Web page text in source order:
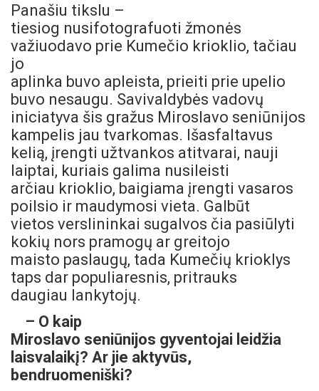
Panašiu tikslu –
tiesiog nusifotografuoti žmonės
važiuodavo prie Kumečio krioklio, tačiau
jo
aplinka buvo apleista, prieiti prie upelio
buvo nesaugu. Savivaldybės vadovų
iniciatyva šis gražus Miroslavo seniūnijos
kampelis jau tvarkomas. Išasfaltavus
kelią, įrengti užtvankos atitvarai, nauji
laiptai, kuriais galima nusileisti
arčiau krioklio, baigiama įrengti vasaros
poilsio ir maudymosi vieta. Galbūt
vietos verslininkai sugalvos čia pasiūlyti
kokių nors pramogų ar greitojo
maisto paslaugų, tada Kumečių krioklys
taps dar populiaresnis, pritrauks
daugiau lankytojų.
– O kaip
Miroslavo seniūnijos gyventojai leidžia
laisvalaikį? Ar jie aktyvūs,
bendruomeniški?